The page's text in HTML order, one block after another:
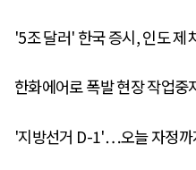
'5조 달러' 한국 증시, 인도 제
한화에어로 폭발 현장 작업
'지방선거 D-1'…오늘 자정까